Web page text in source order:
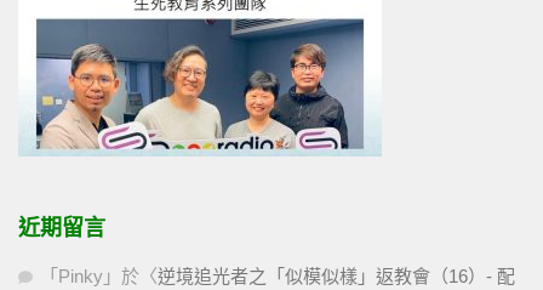
近期留言
「 Pinky 」於〈逆境追光者之「似模似樣」返教會（16）- 配